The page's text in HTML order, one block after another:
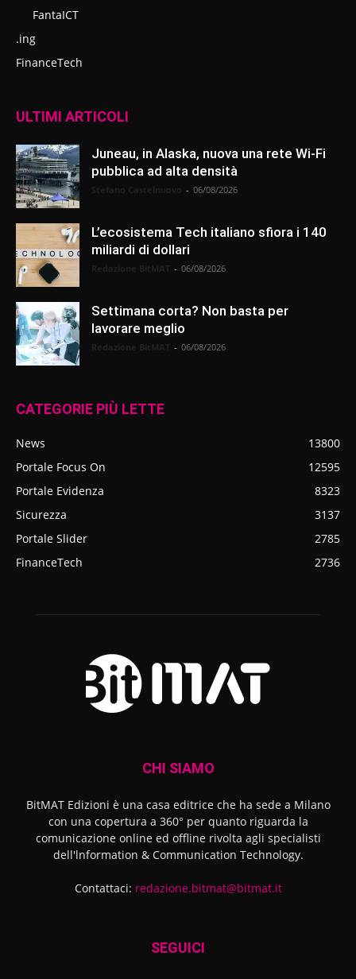
FantaICT
.ing
FinanceTech
ULTIMI ARTICOLI
Juneau, in Alaska, nuova una rete Wi-Fi
pubblica ad alta densità
- 06/08/2026
L’ecosistema Tech italiano sfiora i 140
miliardi di dollari
- 06/08/2026
Settimana corta? Non basta per
lavorare meglio
- 06/08/2026
CATEGORIE PIÙ LETTE
News
13800
Portale Focus On
12595
Portale Evidenza
8323
Sicurezza
3137
Portale Slider
2785
FinanceTech
2736
CHI SIAMO
BitMAT Edizioni è una casa editrice che ha sede a Milano
con una copertura a 360° per quanto riguarda la
comunicazione online ed offline rivolta agli specialisti
dell'lnformation & Communication Technology.
Contattaci: redazione.bitmat@bitmat.it
SEGUICI